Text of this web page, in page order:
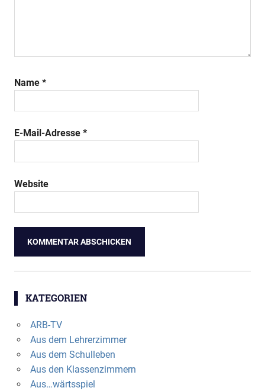
Name *
E-Mail-Adresse *
Website
KATEGORIEN
ARB-TV
Aus dem Lehrerzimmer
Aus dem Schulleben
Aus den Klassenzimmern
Aus…wärtsspiel